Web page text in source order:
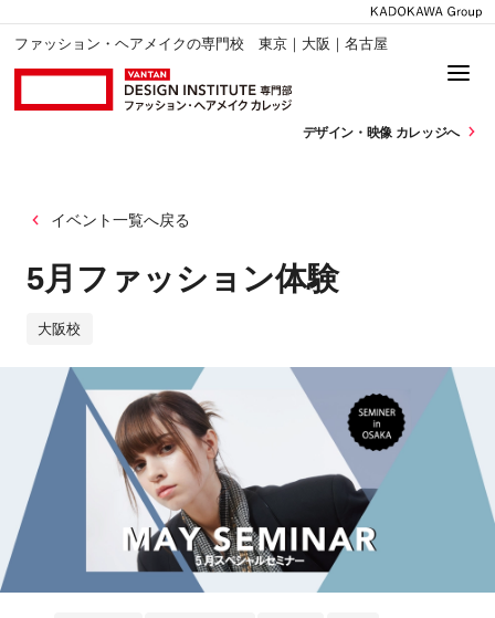
ファッション・ヘアメイクの専門校 東京｜大阪｜名古屋
デザイン・ 映像 カレッジへ
イベント一覧へ戻る
5月ファッション体験
大阪校